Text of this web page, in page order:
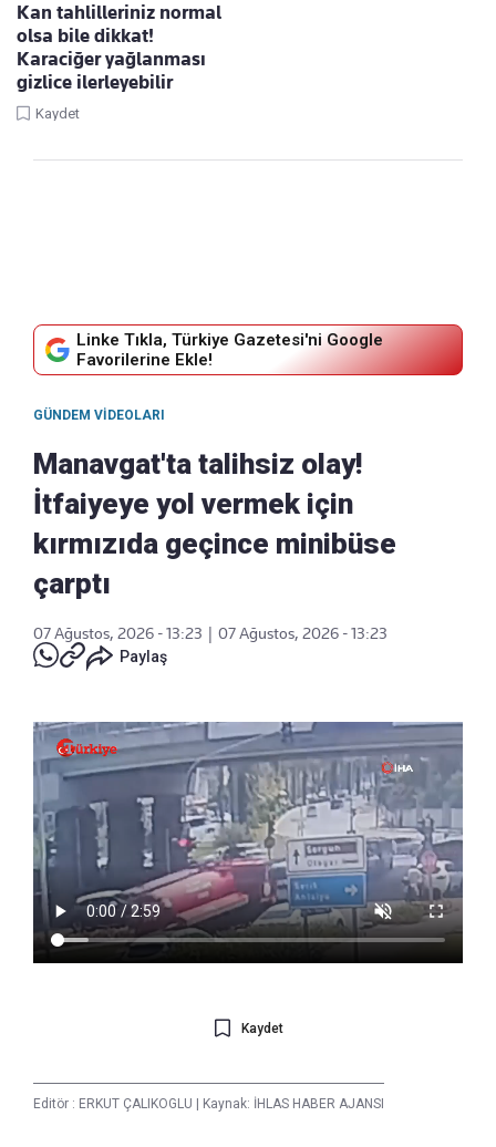
Kan tahlilleriniz normal
olsa bile dikkat!
Karaciğer yağlanması
gizlice ilerleyebilir
Kaydet
Linke Tıkla, Türkiye Gazetesi'ni Google
Favorilerine Ekle!
GÜNDEM VIDEOLARI
Manavgat'ta talihsiz olay!
İtfaiyeye yol vermek için
kırmızıda geçince minibüse
çarptı
07 Ağustos, 2026 - 13:23
07 Ağustos, 2026 - 13:23
Paylaş
Kaydet
Editör : ERKUT ÇALIKOGLU | Kaynak: İHLAS HABER AJANSI